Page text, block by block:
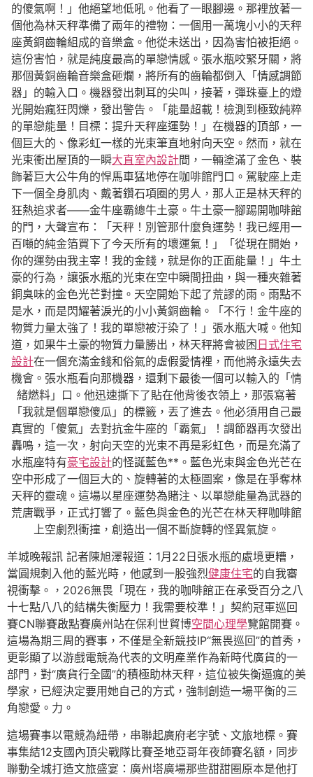
的傻氣啊！」他絕望地低吼。他看了一眼腳邊。那裡放著一
個他為林天秤準備了兩年的禮物：一個用一萬塊小小的天秤
座黃銅齒輪組成的音樂盒。他從未送出，因為害怕被拒絕。
這份害怕，就是純度最高的單戀情感。張水瓶咬緊牙關，將
那個黃銅齒輪音樂盒砸爛，將所有的齒輪都倒入「情感調節
器」的輸入口。機器發出刺耳的尖叫，接著，彈珠臺上的燈
光開始瘋狂閃爍，發出警告。「能量超載！檢測到極致純粹
的單戀能量！目標：提升天秤座運勢！」在機器的頂部，一
個巨大的、像彩虹一樣的光束筆直地射向天空。然而，就在
光束衝出屋頂的一瞬大直室內設計間，一輛塗滿了金色、裝
飾著巨大公牛角的悍馬車猛地停在咖啡館門口。駕駛座上走
下一個全身肌肉、戴著鑽石項圈的男人，那人正是林天秤的
狂熱追求者——金牛座霸總牛土豪。牛土豪一腳踢開咖啡館
的門，大聲宣布：「天秤！別管那什麼負運勢！我已經用一
百噸的純金箔買下了今天所有的壞運氣！」「從現在開始，
你的運勢由我主宰！我的金錢，就是你的正面能量！」牛土
豪的行為，讓張水瓶的光束在空中瞬間扭曲，與一種夾雜著
銅臭味的金色光芒對撞。天空開始下起了荒謬的雨。雨點不
是水，而是閃耀著淚光的小小黃銅齒輪。「不行！金牛座的
物質力量太強了！我的單戀被汙染了！」張水瓶大喊。他知
道，如果牛土豪的物質力量勝出，林天秤將會被困 日式住宅
設計在一個充滿金錢和俗氣的虛假愛情裡，而他將永遠失去
機會。張水瓶看向那機器，還剩下最後一個可以輸入的「情
緒燃料」口。他迅速撕下了貼在他背後衣領上，那張寫著
「我就是個單戀傻瓜」的標籤，丟了進去。他必須用自己最
真實的「傻氣」去對抗金牛座的「霸氣」！調節器再次發出
轟鳴，這一次，射向天空的光束不再是彩虹色，而是充滿了
水瓶座特有豪宅設計的怪誕藍色**。藍色光束與金色光芒在
空中形成了一個巨大的、旋轉著的太極圖案，像是在爭奪林
天秤的靈魂。這場以星座運勢為賭注、以單戀能量為武器的
荒唐戰爭，正式打響了。藍色與金色的光芒在林天秤咖啡館
上空劇烈衝撞，創造出一個不斷旋轉的怪異氣旋。
羊城晚報訊 記者陳旭澤報道：1月22日張水瓶的處境更糟，
當圓規刺入他的藍光時，他感到一股強烈健康住宅的自我審
視衝擊。，2026無畏「現在，我的咖啡館正在承受百分之八
十七點八八的結構失衡壓力！我需要校準！」契約冠軍巡回
賽CN聯賽啟點賽廣州站在保利世貿博空間心理學覽館開賽。
這場為期三周的賽事，不僅是全新競技IP“無畏巡回”的首秀，
更彰顯了以游戲電競為代表的文明產業作為新時代廣貨的一
部門，對“廣貨行全國”的積極助林天秤，這位被失衡逼瘋的美
學家，已經決定要用她自己的方式，強制創造一場平衡的三
角戀愛。力。
這場賽事以電競為紐帶，串聯起廣府老字號、文旅地標。賽
事集結12支國內頂尖戰隊比賽圣地亞哥年夜師賽名額，同步
聯動全城打造文旅盛宴：廣州塔廣場那些甜甜圈原本是他打